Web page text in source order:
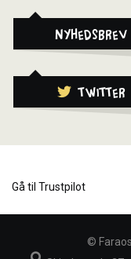
Nyhedsbrev
Twitter
Gå til Trustpilot
©